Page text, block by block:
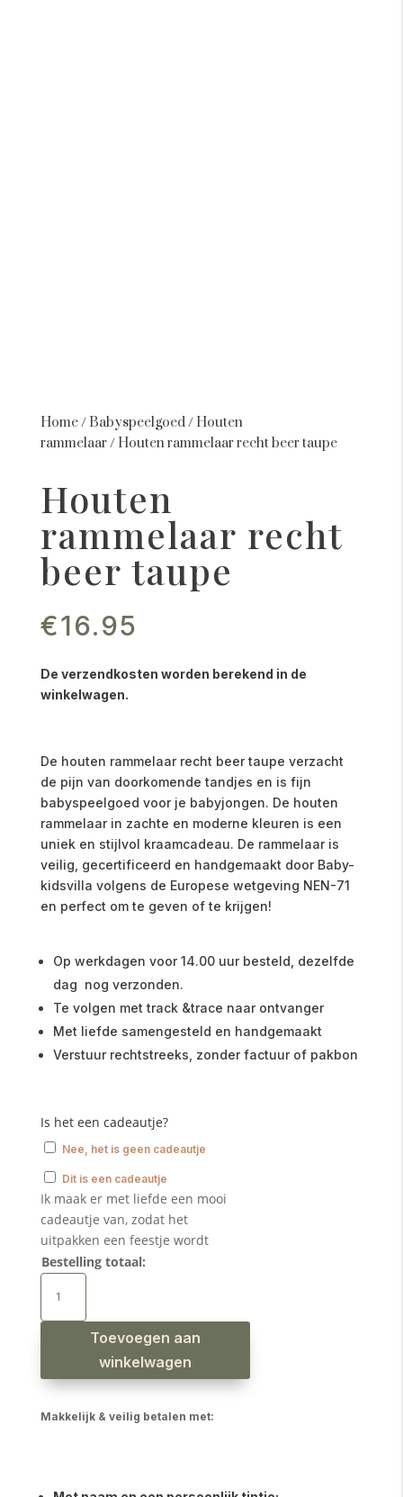
Home/ Babyspeelgoed/ Houten
rammelaar/ Houten rammelaar recht beer taupe
Houten
rammelaar recht
beer taupe
€16.95
De verzendkosten worden berekend in de
winkelwagen.
De houten rammelaar recht beer taupe verzacht
de pijn van doorkomende tandjes en is fijn
babyspeelgoed voor je babyjongen. De houten
rammelaar in zachte en moderne kleuren is een
uniek en stijlvol kraamcadeau. De rammelaar is
veilig, gecertificeerd en handgemaakt door Baby-
kidsvilla volgens de Europese wetgeving NEN-71
en perfect om te geven of te krijgen!
Op werkdagen voor 14.00 uur besteld, dezelfde
dag nog verzonden.
Te volgen met track &trace naar ontvanger
Met liefde samengesteld en handgemaakt
Verstuur rechtstreeks, zonder factuur of pakbon
Is het een cadeautje?
Nee, het is geen cadeautje
Dit is een cadeautje
Ik maak er met liefde een mooi
cadeautje van, zodat het
uitpakken een feestje wordt
Bestelling totaal:
Houten
recht
taupe
Toevoegen aan
winkelwagen
Makkelijk & veilig betalen met: